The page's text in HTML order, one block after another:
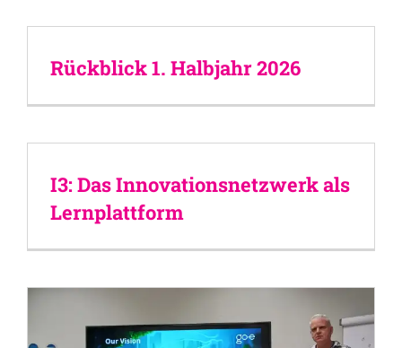
Rückblick 1. Halbjahr 2026
I3: Das Innovationsnetzwerk als
Lernplattform